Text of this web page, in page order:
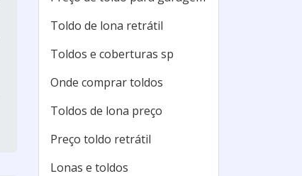
Toldo de lona retrátil
Toldos e coberturas sp
Onde comprar toldos
Toldos de lona preço
Preço toldo retrátil
Lonas e toldos